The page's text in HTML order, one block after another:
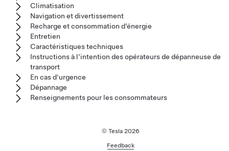
Climatisation
Navigation et divertissement
Recharge et consommation d’énergie
Entretien
Caractéristiques techniques
Instructions à l’intention des opérateurs de dépanneuse de
transport
En cas d'urgence
Dépannage
Renseignements pour les consommateurs
© Tesla 2026
Feedback